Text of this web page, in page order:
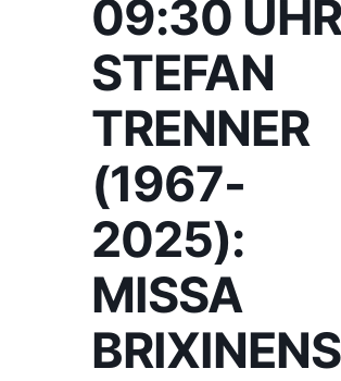
09:30
STEFAN
TRENNER
(1967-
2025):
MISSA